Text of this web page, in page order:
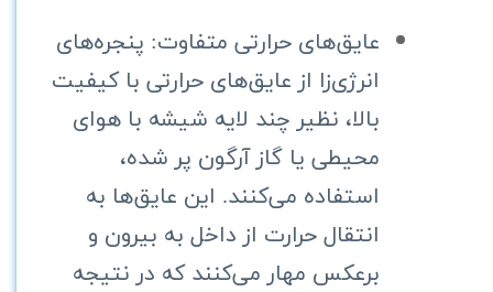
عایق‌های حرارتی متفاوت: پنجره‌های
انرژی‌زا از عایق‌های حرارتی با کیفیت
بالا، نظیر چند لایه شیشه با هوای
محیطی یا گاز آرگون پر شده،
استفاده می‌کنند. این عایق‌ها به
انتقال حرارت از داخل به بیرون و
برعکس مهار می‌کنند که در نتیجه